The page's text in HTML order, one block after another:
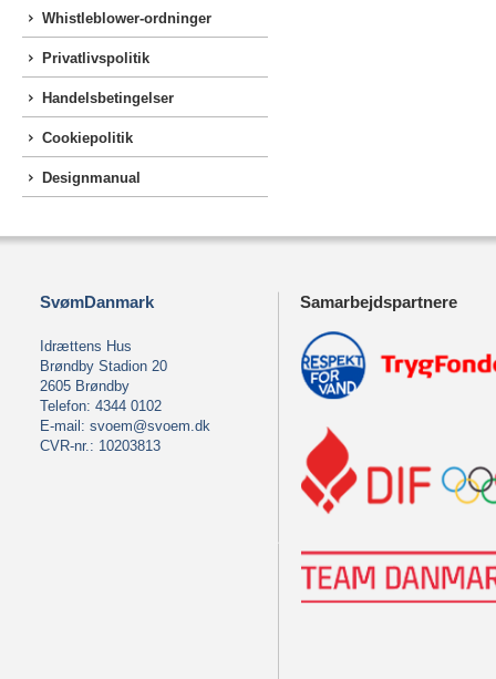
Whistleblower-ordninger
Privatlivspolitik
Handelsbetingelser
Cookiepolitik
Designmanual
SvømDanmark
Idrættens Hus
Brøndby Stadion 20
2605 Brøndby
Telefon: 4344 0102
E-mail: svoem@svoem.dk
CVR-nr.: 10203813
Samarbejdspartnere